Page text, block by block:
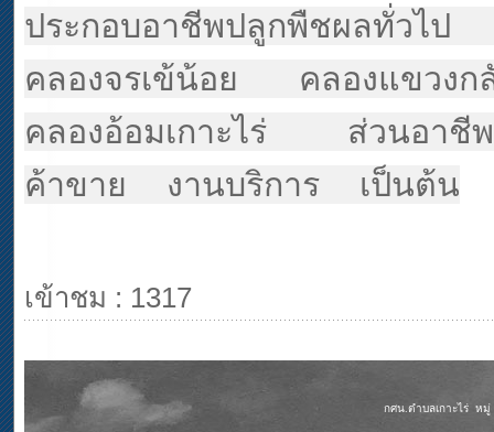
ประกอบอาชีพปลูกพืชผลทั่วไป
คลองจรเข้น้อย คลองแขว
คลองอ้อมเกาะไร่ ส่วนอ
ค้าขาย งานบริการ เป็นต้น
เข้าชม : 1317
กศน.ตำบลเกาะไร่ หมู่